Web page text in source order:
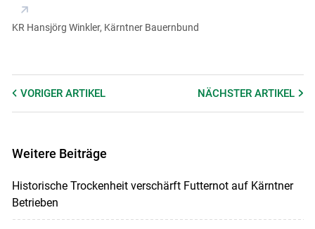
KR Hansjörg Winkler, Kärntner Bauernbund
VORIGER ARTIKEL NÄCHSTERARTIKEL
Weitere Beiträge
Historische Trockenheit verschärft Futternot auf Kärntner
Betrieben